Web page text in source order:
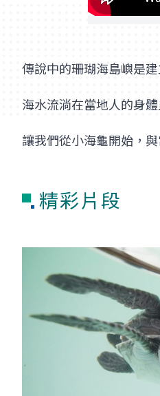
傳說中的珊瑚海島嶼是
海水流淌在當地人的身
讓我們從小海龜開始，
精彩片段